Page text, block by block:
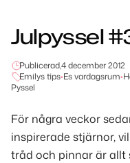
Julpyssel
Publicerad,4 december 2012
Emilys tips•Es vardagsrum•
Pyssel
För några veckor
inspirerade stjärnor,
tråd och pinnar är allt